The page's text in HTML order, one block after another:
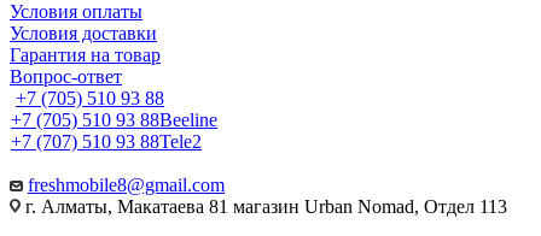
Условия оплаты
Условия доставки
Гарантия на товар
Вопрос-ответ
+7 (705) 510 93 88
+7 (705) 510 93 88Beeline
+7 (707) 510 93 88Tele2
freshmobile8@gmail.com
г. Алматы, Макатаева 81 магазин Urban Nomad, Отдел 113